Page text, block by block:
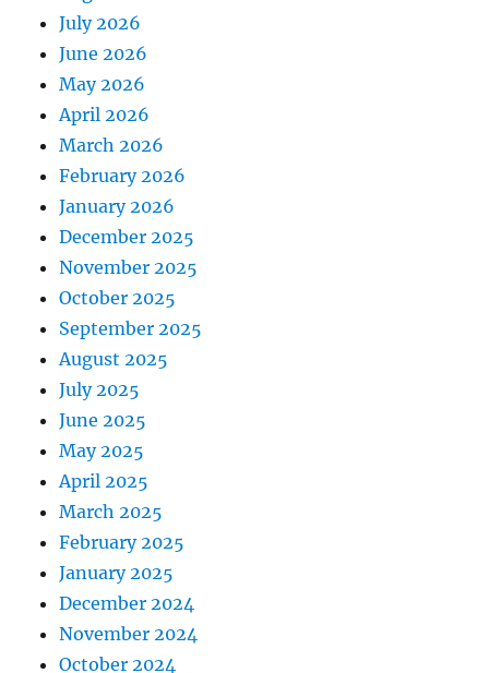
July 2026
June 2026
May 2026
April 2026
March 2026
February 2026
January 2026
December 2025
November 2025
October 2025
September 2025
August 2025
July 2025
June 2025
May 2025
April 2025
March 2025
February 2025
January 2025
December 2024
November 2024
October 2024